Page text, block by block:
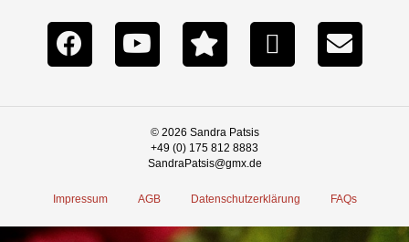
© 2026 Sandra Patsis
+49 (0) 175 812 8883
SandraPatsis@gmx.de
Impressum AGB Datenschutzerklärung FAQs